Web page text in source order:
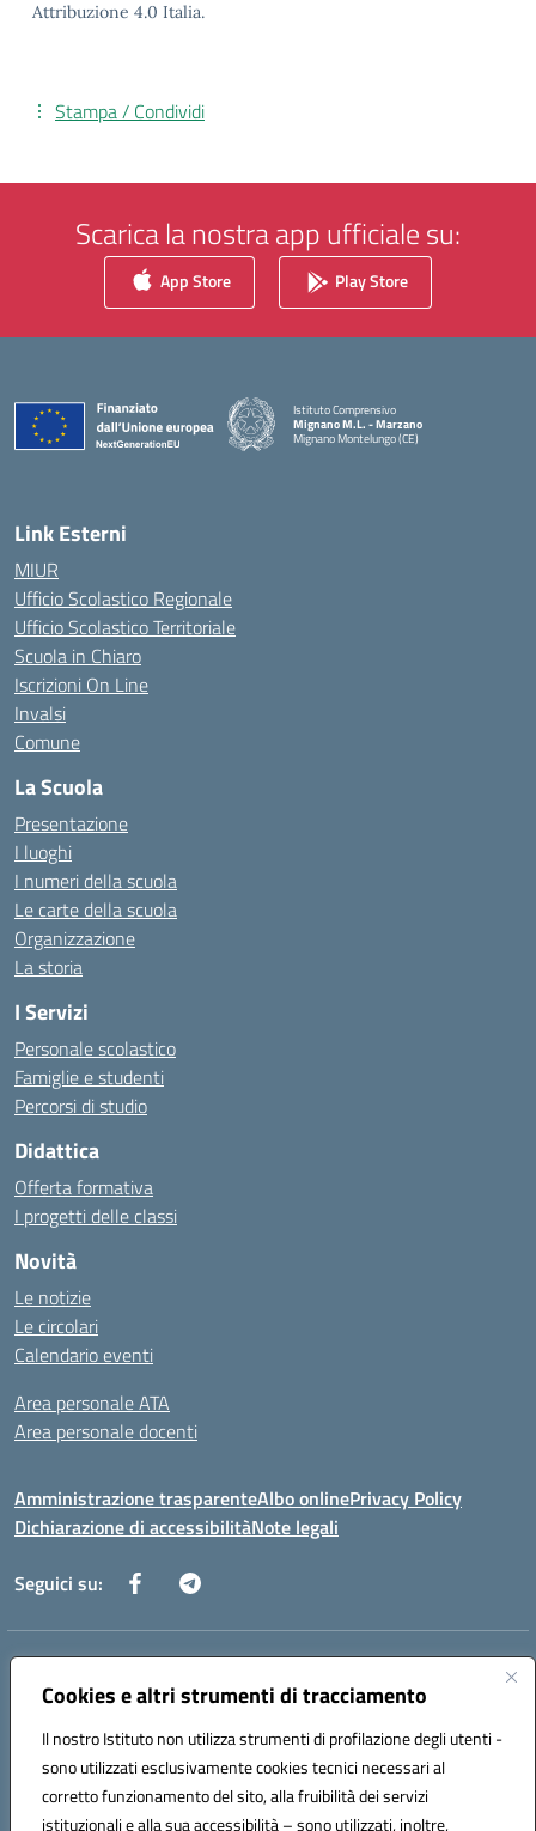
Cookies e altri strumenti di tracciamento
Il nostro Istituto non utilizza strumenti di profilazione degli utenti -
sono utilizzati esclusivamente cookies tecnici necessari al
corretto funzionamento del sito, alla fruibilità dei servizi
istituzionali e alla sua accessibilità – sono utilizzati, inoltre,
Attribuzione 4.0 Italia.
Stampa / Condividi
Scarica la nostra app ufficiale su:
App Store Play Store
Istituto Comprensivo
Mignano M.L. - Marzano
Mignano Montelungo (CE)
— Visita la pagina iniziale della scuola
Link Esterni
MIUR
Ufficio Scolastico Regionale
Ufficio Scolastico Territoriale
Scuola in Chiaro
Iscrizioni On Line
Invalsi
Comune
La Scuola
Presentazione
I luoghi
I numeri della scuola
Le carte della scuola
Organizzazione
La storia
I Servizi
Personale scolastico
Famiglie e studenti
Percorsi di studio
Didattica
Offerta formativa
I progetti delle classi
Novità
Le notizie
Le circolari
Calendario eventi
Area personale ATA
Area personale docenti
Amministrazione trasparenteAlbo onlinePrivacy Policy
Dichiarazione di accessibilitàNote legali
Seguici su:
Indirizzo:
Centralino:0823904424 Email:ceic8ax00c@istruzione.it
Codice fiscale: 95005860614
Codice meccanografico:
CEIC8AX00C
Codice Indice delle Pubbliche Amministrazioni (IPA): icsmm